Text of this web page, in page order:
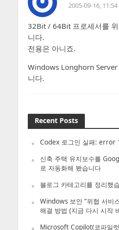
2005-09-16, 11:54
32Bit / 64Bit 프로세서를
니다.
전용은 아니죠.
Windows Longhorn Server
니다.
Recent Posts
Codex 로그인 실패: error
신축 주택 유지보수를
로 자동화해 봤습니다
블로그 카테고리를 정리했
Windows 보안 “위협 서비
해결 방법 (지금 다시 시작
Microsoft Copilot(코파일